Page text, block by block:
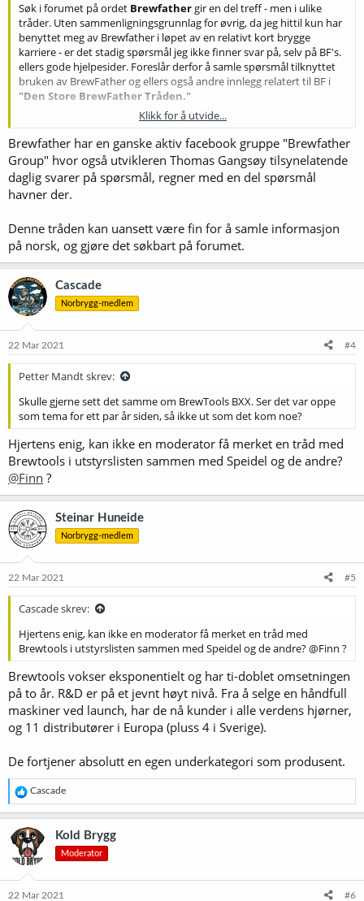
Søk i forumet på ordet Brewfathergir en del treff - men i ulike
tråder. Uten sammenligningsgrunnlag for øvrig, da jeg hittil kun har
benyttet meg av Brewfather i løpet av en relativt kort brygge
karriere - er det stadig spørsmål jeg ikke finner svar på, selv på BF's.
ellers gode hjelpesider. Foreslår derfor å samle spørsmål tilknyttet
bruken av BrewFather og ellers også andre innlegg relatert til BF i
"Den Store BrewFather Tråden."
Tanken er at tråden kanskje kan være nyttig hjelpemiddel for nye og
uerfarne brukere av BrewFather. Etter hvert kanskje erfarne brukere
også kan dra nytte av den, om også "Tips & Tricks-Innlegg" postes
her - og aldri engang visste de savnet.
Ansvaret for om, og eventuelt hvilken retning tråden tar, foreslås
Klikk for å utvide...
Brewfather har en ganske aktiv facebook gruppe "Brewfather
Group" hvor også utvikleren Thomas Gangsøy tilsynelatende
daglig svarer på spørsmål, regner med en del spørsmål
havner der.
Denne tråden kan uansett være fin for å samle informasjon
på norsk, og gjøre det søkbart på forumet.
Cascade
Norbrygg-medlem
22 Mar 2021 #4
Petter Mandt skrev:
Skulle gjerne sett det samme om BrewTools BXX. Ser det var oppe
som tema for ett par år siden, så ikke ut som det kom noe?
Hjertens enig, kan ikke en moderator få merket en tråd med
Brewtools i utstyrslisten sammen med Speidel og de andre?
@Finn ?
Steinar Huneide
Norbrygg-medlem
22 Mar 2021 #5
Cascade skrev:
Hjertens enig, kan ikke en moderator få merket en tråd med
Brewtools i utstyrslisten sammen med Speidel og de andre? @Finn ?
Brewtools vokser eksponentielt og har ti-doblet omsetningen
på to år. R&D er på et jevnt høyt nivå. Fra å selge en håndfull
maskiner ved launch, har de nå kunder i alle verdens hjørner,
og 11 distributører i Europa (pluss 4 i Sverige).
De fortjener absolutt en egen underkategori som produsent.
R
e
a
k
s
j
o
e
Cascade
Kold Brygg
Moderator
22 Mar 2021 #6